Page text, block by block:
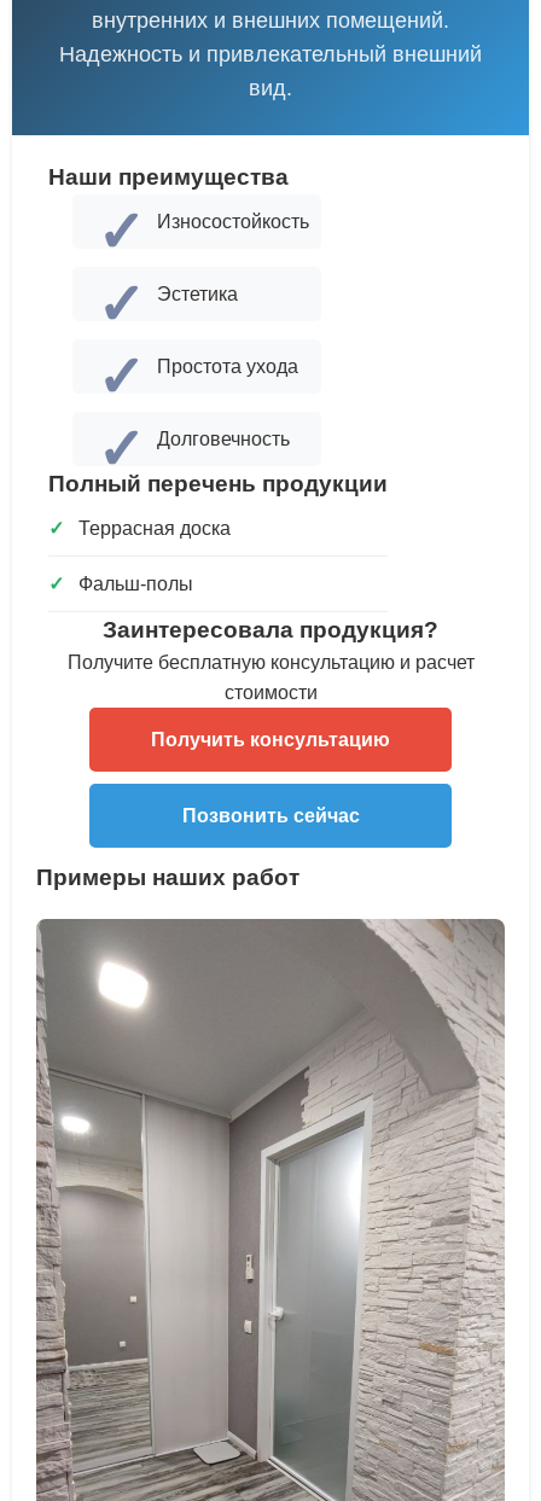
внутренних и внешних помещений.
Надежность и привлекательный внешний
вид.
Наши преимущества
✓ Износостойкость
✓ Эстетика
✓ Простота ухода
✓ Долговечность
Полный перечень продукции
Террасная доска
Фальш-полы
Заинтересовала продукция?
Получите бесплатную консультацию и расчет
стоимости
Получить консультацию
Позвонить сейчас
Примеры наших работ